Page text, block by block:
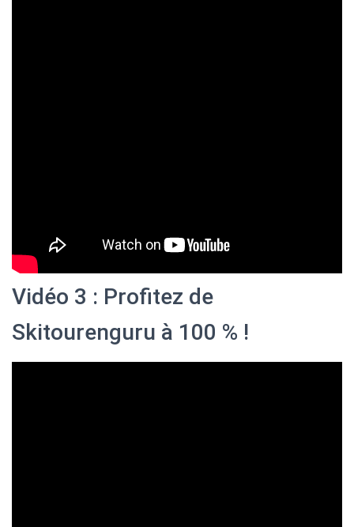
Vidéo 3 : Profitez de
Skitourenguru à 100 % !